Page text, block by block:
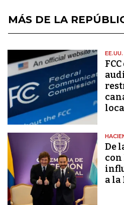
MÁS DE LA
EE.UU.
De
con
a la